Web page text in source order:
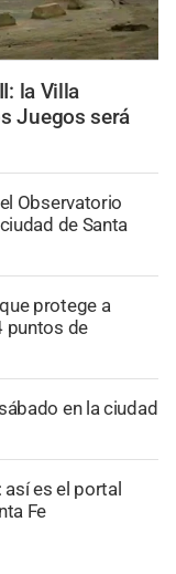
la Villa
Juegos será
Observatorio
de Santa
protege a
puntos de
en la ciudad
así es el portal
Fe